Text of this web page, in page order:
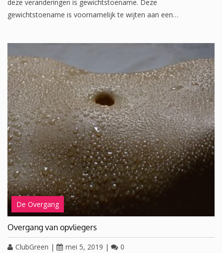
deze veranderingen is gewichtstoename. Deze
gewichtstoename is voornamelijk te wijten aan een…
De Overgang
Overgang van opvliegers
ClubGreen | mei 5, 2019 | 0